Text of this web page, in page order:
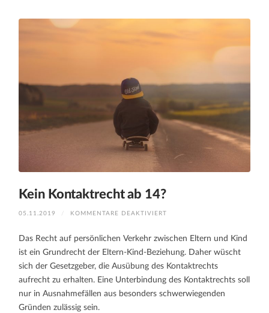
Kein Kontaktrecht ab 14?
05.11.2019 / KOMMENTARE DEAKTIVIERT
AB
14?
Das Recht auf persönlichen Verkehr zwischen Eltern und Kind
ist ein Grundrecht der Eltern-Kind-Beziehung. Daher wüscht
sich der Gesetzgeber, die Ausübung des Kontaktrechts
aufrecht zu erhalten. Eine Unterbindung des Kontaktrechts soll
nur in Ausnahmefällen aus besonders schwerwiegenden
Gründen zulässig sein.